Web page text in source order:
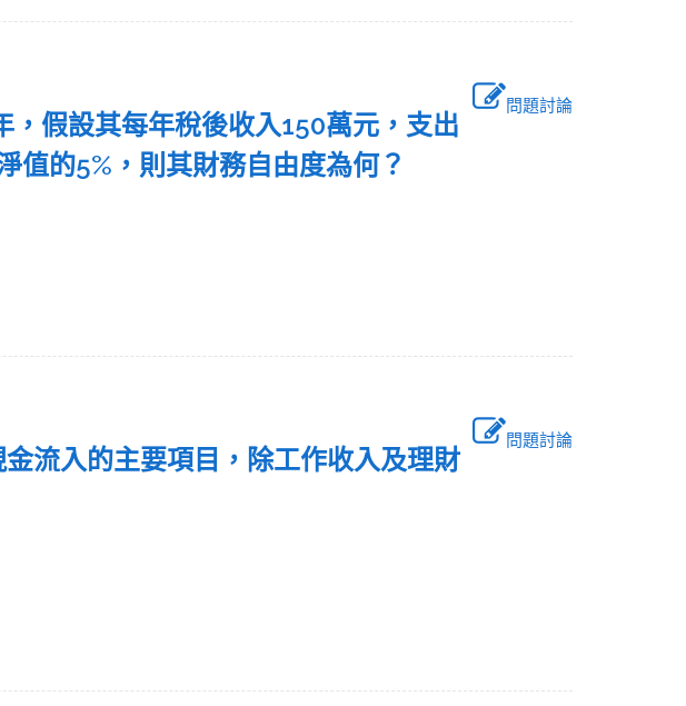
問題討論
假設其每年稅後收入150萬元，支出
值的5%，則其財務自由度為何？
問題討論
流入的主要項目，除工作收入及理財